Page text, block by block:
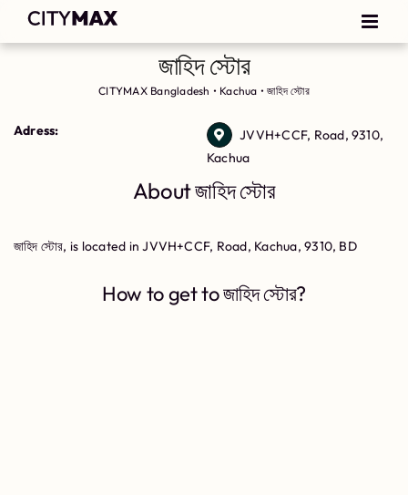
জাহিদ স্টোর
CITYMAX Bangladesh • Kachua •জাহিদ স্টোর
Adress:
JVVH+CCF, Road, 9310,
Kachua
About জাহিদ স্টোর
জাহিদ স্টোর, is located in JVVH+CCF, Road, Kachua, 9310, BD
How to get to জাহিদ স্টোর?